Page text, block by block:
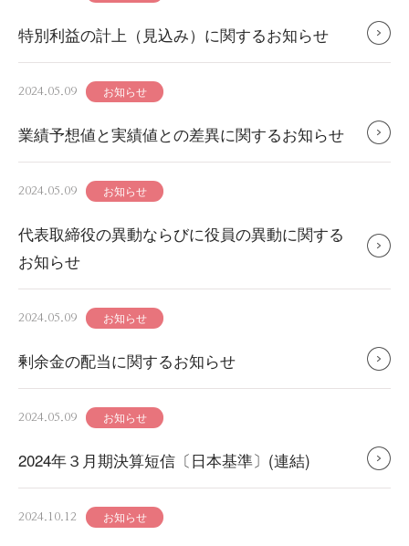
特別利益の計上（見込み）に関するお知らせ
2024.05.09 お知らせ
業績予想値と実績値との差異に関するお知らせ
2024.05.09 お知らせ
代表取締役の異動ならびに役員の異動に関する
お知らせ
2024.05.09 お知らせ
剰余金の配当に関するお知らせ
2024.05.09 お知らせ
2024年３月期決算短信〔日本基準〕(連結)
2024.10.12 お知らせ